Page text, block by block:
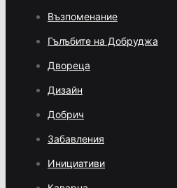
Възпоменание
Гълъбите на Добруджа
Двореца
Дизайн
Добрич
Забавления
Инициативи